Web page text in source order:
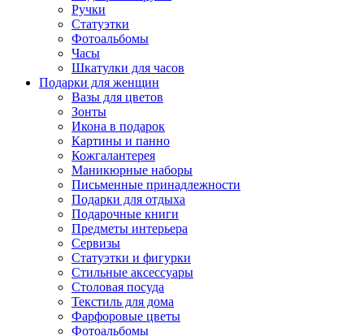
Ручки
Статуэтки
Фотоальбомы
Часы
Шкатулки для часов
Подарки для женщин
Вазы для цветов
Зонты
Икона в подарок
Картины и панно
Кожгалантерея
Маникюрные наборы
Письменные принадлежности
Подарки для отдыха
Подарочные книги
Предметы интерьера
Сервизы
Статуэтки и фигурки
Стильные аксессуары
Столовая посуда
Текстиль для дома
Фарфоровые цветы
Фотоальбомы